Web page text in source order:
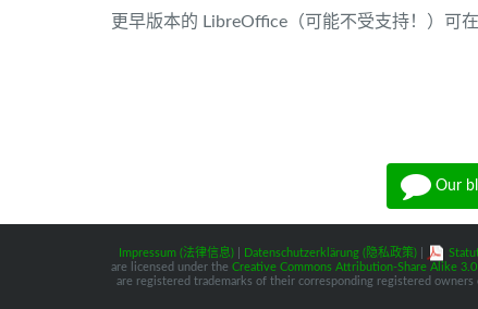
更早版本的 LibreOffice（可能不受支持！）可在
Our
Impressum (法律信息) Datenschutzerklärung (隐私政策)
are licensed under the Creative Commons Attribution-Share Alike
are registered trademarks of their corresponding registered